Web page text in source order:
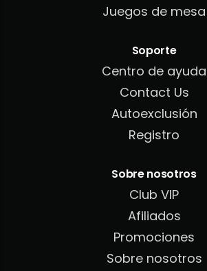
Juegos de mesa
Soporte
Centro de ayuda
Contact Us
Autoexclusión
Registro
Sobre nosotros
Club VIP
Afiliados
Promociones
Sobre nosotros